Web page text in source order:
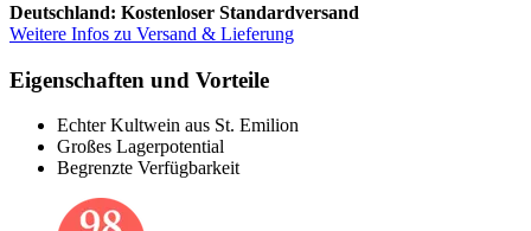
Deutschland: Kostenloser Standardversand
Weitere Infos zu Versand & Lieferung
Eigenschaften und Vorteile
Echter Kultwein aus St. Emilion
Großes Lagerpotential
Begrenzte Verfügbarkeit